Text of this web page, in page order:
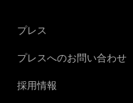
プレス
プレスへのお問い合わせ
採用情報